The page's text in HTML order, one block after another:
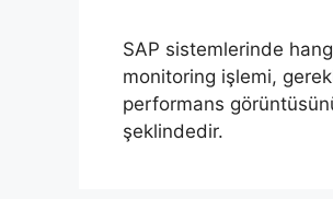
SAP sistemlerinde
monitoring işlemi,
performans
şeklindedir.